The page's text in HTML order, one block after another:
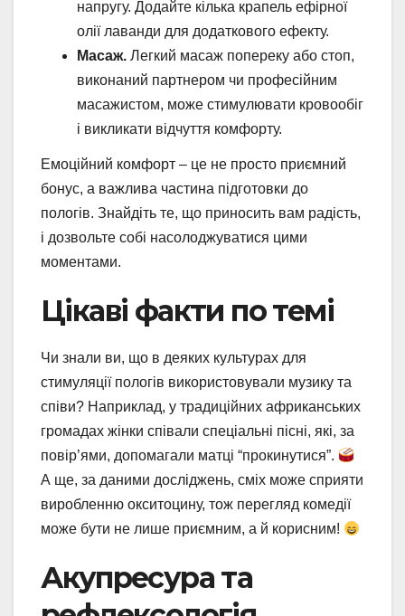
напругу. Додайте кілька крапель ефірної
олії лаванди для додаткового ефекту.
Масаж. Легкий масаж попереку або стоп,
виконаний партнером чи професійним
масажистом, може стимулювати кровообіг
і викликати відчуття комфорту.
Емоційний комфорт – це не просто приємний
бонус, а важлива частина підготовки до
пологів. Знайдіть те, що приносить вам радість,
і дозвольте собі насолоджуватися цими
моментами.
Цікаві факти по темі
Чи знали ви, що в деяких культурах для
стимуляції пологів використовували музику та
співи? Наприклад, у традиційних африканських
громадах жінки співали спеціальні пісні, які, за
повір’ями, допомагали матці “прокинутися”.
А ще, за даними досліджень, сміх може сприяти
виробленню окситоцину, тож перегляд комедії
може бути не лише приємним, а й корисним!
Акупресура та